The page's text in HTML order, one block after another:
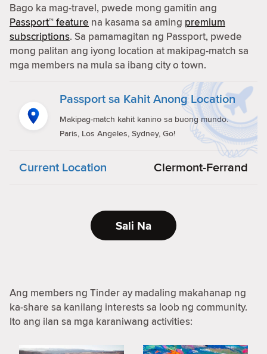
Bago ka mag-travel, pwede mong gamitin ang
Passport™ feature na kasama sa aming premium
subscriptions. Sa pamamagitan ng Passport, pwede
mong palitan ang iyong location at makipag-match sa
mga members na mula sa ibang city o town.
Passport sa Kahit Anong Location
Makipag-match kahit kanino sa buong mundo.
Paris, Los Angeles, Sydney, Go!
Current Location Clermont-Ferrand
Sali Na
Ang members ng Tinder ay madaling makahanap ng
ka-share sa kanilang interests sa loob ng community.
Ito ang ilan sa mga karaniwang activities: